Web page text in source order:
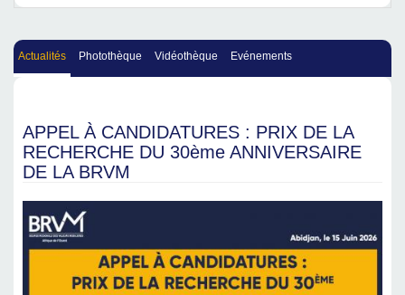
Actualités Photothèque Vidéothèque Evénements
APPEL À CANDIDATURES : PRIX DE LA
RECHERCHE DU 30ème ANNIVERSAIRE
DE LA BRVM